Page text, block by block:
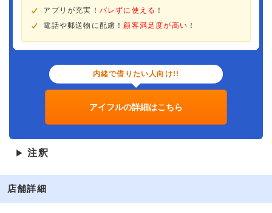
アプリが充実！ バレずに使える ！
電話や郵送物に配慮！顧客満足度が高い ！
内緒で借りたい人向け!!
アイフルの詳細はこちら
▶ 注釈
店舗詳細